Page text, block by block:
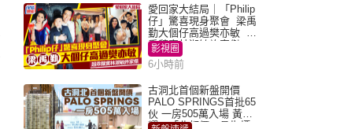
愛回家大結局｜「Philip
仔」驚喜現身聚會 梁禹
勤大個仔高過樊亦敏 超
乖黐實林淑敏許家傑
影視圈
6小時前
古洞北首個新盤開價
PALO SPRINGS首批65
伙 一房505萬入場 黃光
耀：「北都價」具指標